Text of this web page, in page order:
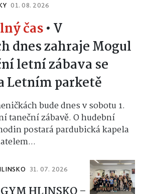
01. 08. 2026
čas• V
dnes zahraje Mogul
letní zábava se
Letním parketě
bude dnes v sobotu 1.
taneční zábavě. O hudební
postará pardubická kapela
31. 07. 2026